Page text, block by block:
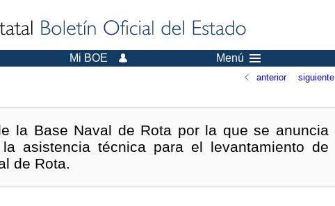
Mi BOE Menú
anterior siguiente
la Base Naval de Rota por la que se anuncia
asistencia técnica para el levantamiento de
de Rota.